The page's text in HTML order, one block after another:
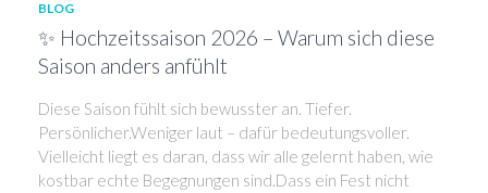
BLOG
✨ Hochzeitssaison 2026 – Warum sich diese
Saison anders anfühlt
Diese Saison fühlt sich bewusster an. Tiefer.
Persönlicher.Weniger laut – dafür bedeutungsvoller.
Vielleicht liegt es daran, dass wir alle gelernt haben, wie
kostbar echte Begegnungen sind.Dass ein Fest nicht